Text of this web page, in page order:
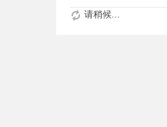
请稍候...